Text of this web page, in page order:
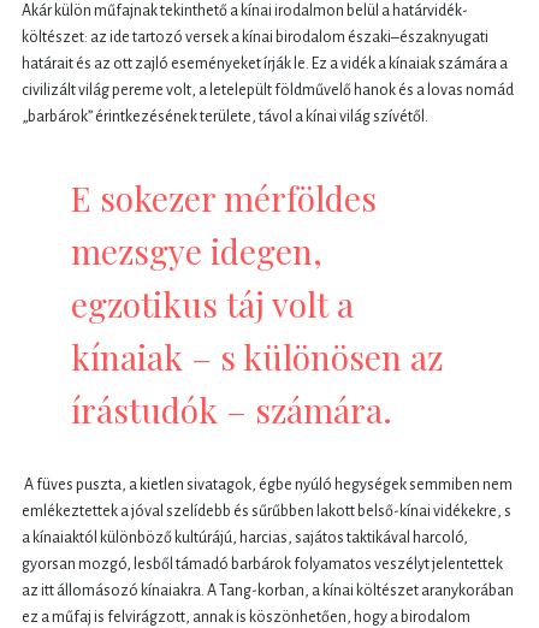
Akár külön műfajnak tekinthető a kínai irodalmon belül a határvidék-
költészet: az ide tartozó versek a kínai birodalom északi–északnyugati
határait és az ott zajló eseményeket írják le. Ez a vidék a kínaiak számára a
civilizált világ pereme volt, a letelepült földművelő hanok és a lovas nomád
„barbárok” érintkezésének területe, távol a kínai világ szívétől.
E sokezer mérföldes
mezsgye idegen,
egzotikus táj volt a
kínaiak – s különösen az
írástudók – számára.
A füves puszta, a kietlen sivatagok, égbe nyúló hegységek semmiben nem
emlékeztettek a jóval szelídebb és sűrűbben lakott belső-kínai vidékekre, s
a kínaiaktól különböző kultúrájú, harcias, sajátos taktikával harcoló,
gyorsan mozgó, lesből támadó barbárok folyamatos veszélyt jelentettek
az itt állomásozó kínaiakra. A Tang-korban, a kínai költészet aranykorában
ez a műfaj is felvirágzott, annak is köszönhetően, hogy a birodalom